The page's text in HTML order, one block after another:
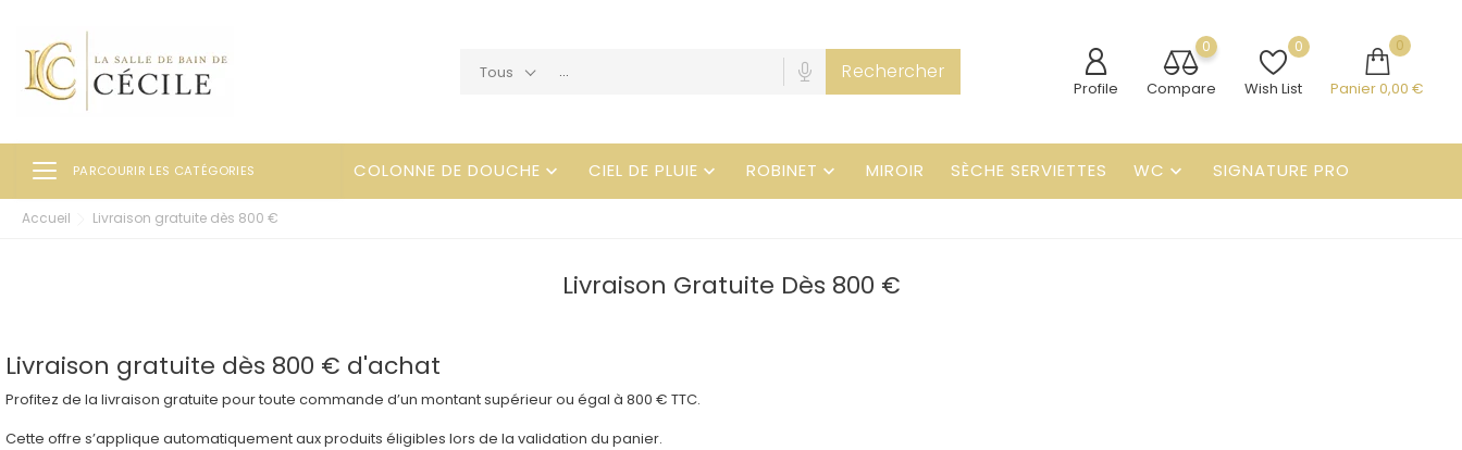
Tous Rechercher
Profile
0
Compare
0
Wish List
0
Panier0,00 €
Ouvrir la navigation
PARCOURIR LES CATÉGORIES COLONNE DE DOUCHE  CIEL DE PLUIE  ROBINET  MIROIR SÈCHE SERVIETTES WC  SIGNATURE PRO
Accueil Livraison gratuite dès 800 €
Livraison Gratuite Dès 800 €
Livraison gratuite dès 800 € d'achat
Profitez de la livraison gratuite pour toute commande d’un montant supérieur ou égal à 800 € TTC.
Cette offre s’applique automatiquement aux produits éligibles lors de la validation du panier.